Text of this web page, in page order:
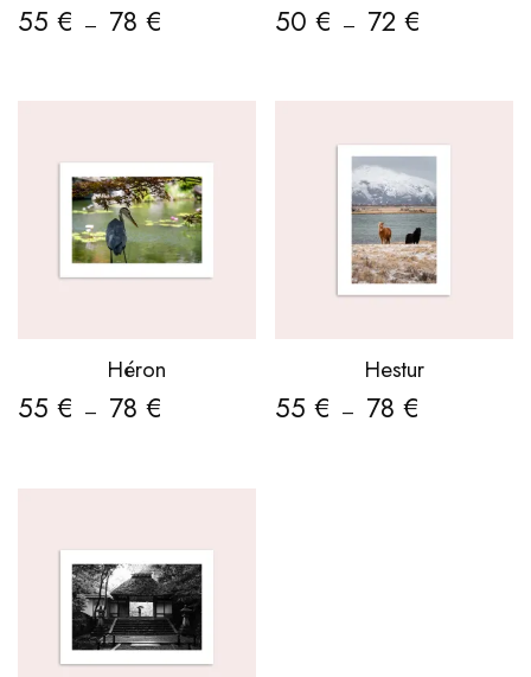
55 € – 78 € 50€ – 72€
Héron
55 € – 78 €
Hestur
55€ – 78€